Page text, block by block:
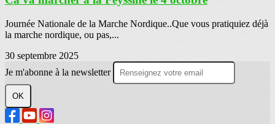
Journée Nationale de la Marche Nordique..Que vous pratiquiez déjà
la marche nordique, ou pas,...
30 septembre 2025
Je m'abonne à la newsletter
OK